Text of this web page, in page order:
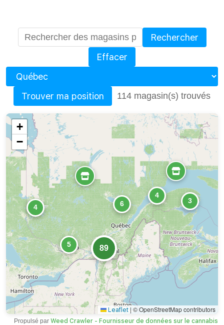
Rechercher
Effacer
Trouver ma position 114 magasin(s) trouvés
4
3
4
6
5 89
+
−
Leaflet | © OpenStreetMap contributors
Propulsé par Weed Crawler - Fournisseur de données sur le cannabis